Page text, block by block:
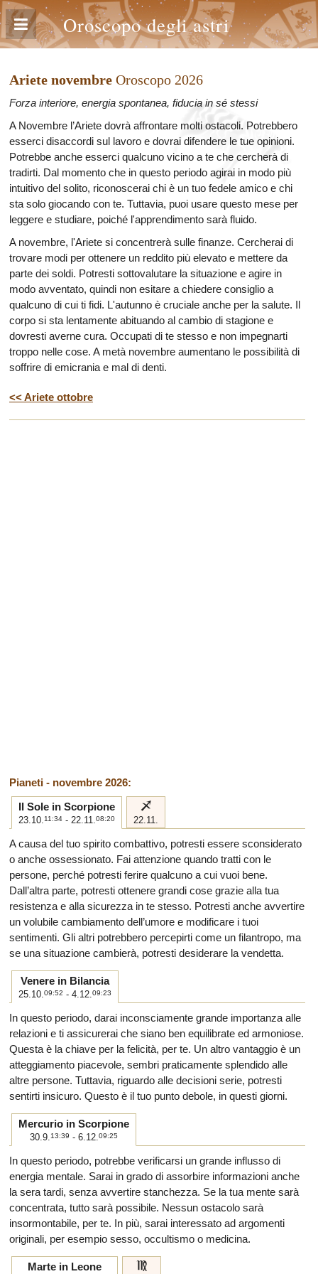
Oroscopo degli astri
Ariete novembre Oroscopo 2026
Forza interiore, energia spontanea, fiducia in sé stessi
A Novembre l’Ariete dovrà affrontare molti ostacoli. Potrebbero
esserci disaccordi sul lavoro e dovrai difendere le tue opinioni.
Potrebbe anche esserci qualcuno vicino a te che cercherà di
tradirti. Dal momento che in questo periodo agirai in modo più
intuitivo del solito, riconoscerai chi è un tuo fedele amico e chi
sta solo giocando con te. Tuttavia, puoi usare questo mese per
leggere e studiare, poiché l'apprendimento sarà fluido.
A novembre, l'Ariete si concentrerà sulle finanze. Cercherai di
trovare modi per ottenere un reddito più elevato e mettere da
parte dei soldi. Potresti sottovalutare la situazione e agire in
modo avventato, quindi non esitare a chiedere consiglio a
qualcuno di cui ti fidi. L'autunno è cruciale anche per la salute. Il
corpo si sta lentamente abituando al cambio di stagione e
dovresti averne cura. Occupati di te stesso e non impegnarti
troppo nelle cose. A metà novembre aumentano le possibilità di
soffrire di emicrania e mal di denti.
<< Ariete ottobre
Pianeti - novembre 2026:
Il Sole in Scorpione
23.10.11:34 - 22.11.08:20
i
22.11.
A causa del tuo spirito combattivo, potresti essere sconsiderato
o anche ossessionato. Fai attenzione quando tratti con le
persone, perché potresti ferire qualcuno a cui vuoi bene.
Dall’altra parte, potresti ottenere grandi cose grazie alla tua
resistenza e alla sicurezza in te stesso. Potresti anche avvertire
un volubile cambiamento dell’umore e modificare i tuoi
sentimenti. Gli altri potrebbero percepirti come un filantropo, ma
se una situazione cambierà, potresti desiderare la vendetta.
Venere in Bilancia
25.10.09:52 - 4.12.09:23
In questo periodo, darai inconsciamente grande importanza alle
relazioni e ti assicurerai che siano ben equilibrate ed armoniose.
Questa è la chiave per la felicità, per te. Un altro vantaggio è un
atteggiamento piacevole, sembri praticamente splendido alle
altre persone. Tuttavia, riguardo alle decisioni serie, potresti
sentirti insicuro. Questo è il tuo punto debole, in questi giorni.
Mercurio in Scorpione
30.9.13:39 - 6.12.09:25
In questo periodo, potrebbe verificarsi un grande influsso di
energia mentale. Sarai in grado di assorbire informazioni anche
la sera tardi, senza avvertire stanchezza. Se la tua mente sarà
concentrata, tutto sarà possibile. Nessun ostacolo sarà
insormontabile, per te. In più, sarai interessato ad argomenti
originali, per esempio sesso, occultismo o medicina.
Marte in Leone f